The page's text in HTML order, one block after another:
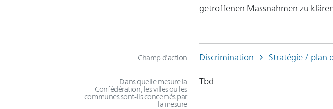
getroffenen Massnahmen zu klären.
Champ d'action Discrimination Stratégie / plan
Dans quelle mesure la
Confédération, les villes ou les
communes sont-ils concernés par
la mesure
Tbd